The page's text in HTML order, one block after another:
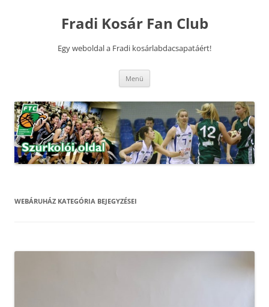
Fradi Kosár Fan Club
Egy weboldal a Fradi kosárlabdacsapatáért!
Menü
WEBÁRUHÁZ KATEGÓRIA BEJEGYZÉSEI